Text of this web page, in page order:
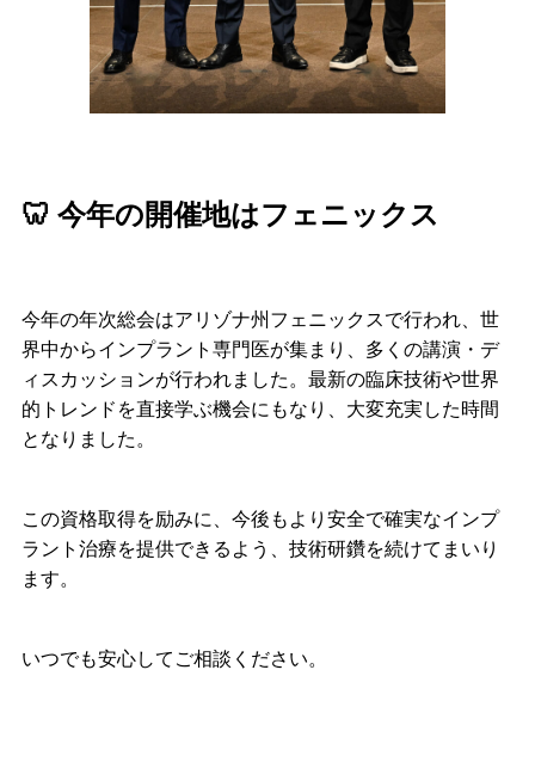
🦷 今年の開催地はフェニックス
今年の年次総会はアリゾナ州フェニックスで行われ、世
界中からインプラント専門医が集まり、多くの講演・デ
ィスカッションが行われました。最新の臨床技術や世界
的トレンドを直接学ぶ機会にもなり、大変充実した時間
となりました。
この資格取得を励みに、今後もより安全で確実なインプ
ラント治療を提供できるよう、技術研鑽を続けてまいり
ます。
いつでも安心してご相談ください。